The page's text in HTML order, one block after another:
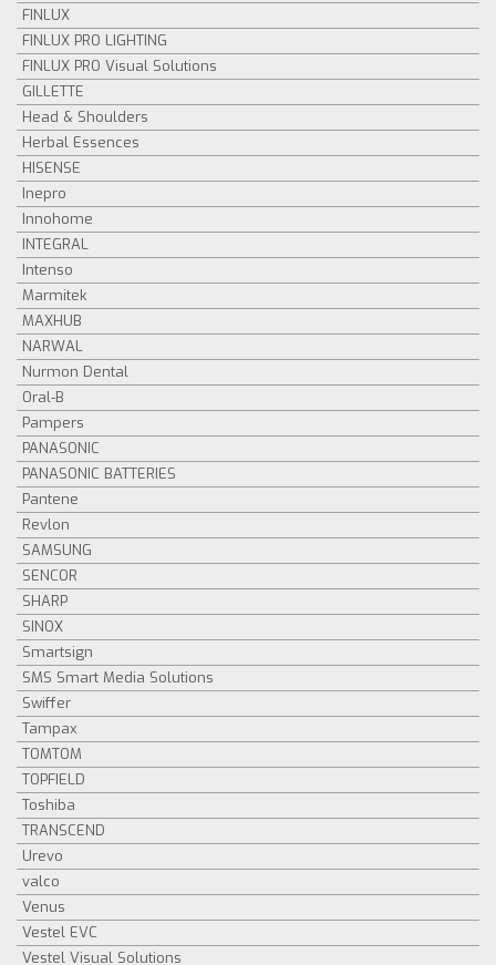
FINLUX
FINLUX PRO LIGHTING
FINLUX PRO Visual Solutions
GILLETTE
Head & Shoulders
Herbal Essences
HISENSE
Inepro
Innohome
INTEGRAL
Intenso
Marmitek
MAXHUB
NARWAL
Nurmon Dental
Oral-B
Pampers
PANASONIC
PANASONIC BATTERIES
Pantene
Revlon
SAMSUNG
SENCOR
SHARP
SINOX
Smartsign
SMS Smart Media Solutions
Swiffer
Tampax
TOMTOM
TOPFIELD
Toshiba
TRANSCEND
Urevo
valco
Venus
Vestel EVC
Vestel Visual Solutions